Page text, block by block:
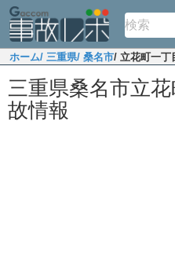
ホーム/ 三重県/ 桑名市/ 立花町一丁
三重県桑名市立
故情報